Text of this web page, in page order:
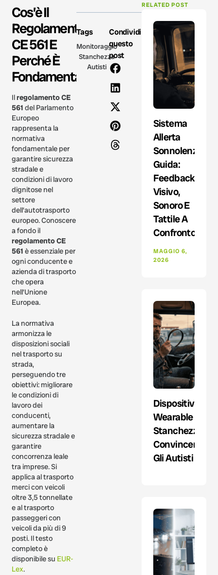
Cos’è Il
Regolamento
CE 561 E
Perché È
Fondamentale
Ilregolamento CE
561 del Parlamento
Europeo
rappresenta la
normativa
fondamentale per
garantire sicurezza
stradale e
condizioni di lavoro
dignitose nel
settore
dell’autotrasporto
europeo. Conoscere
a fondo il
regolamento CE
561 è essenziale per
ogni conducente e
azienda di trasporto
che opera
nell’Unione
Europea.
La normativa
armonizza le
disposizioni sociali
nel trasporto su
strada,
perseguendo tre
obiettivi: migliorare
le condizioni di
lavoro dei
conducenti,
aumentare la
sicurezza stradale e
garantire
concorrenza leale
tra imprese. Si
applica al trasporto
merci con veicoli
oltre 3,5 tonnellate
e al trasporto
passeggeri con
veicoli da più di 9
posti. Il testo
completo è
disponibile su EUR-
Lex.
Tags
Monitoraggio
Stanchezza
Autisti
Condividi
questo
post
RELATED POST
Sistema
Allerta
Sonnolenza
Guida:
Feedback
Visivo,
Sonoro E
Tattile A
Confronto
MAGGIO 6,
2026
Dispositivo
Wearable
Stanchezza:
Convincere
Gli Autisti